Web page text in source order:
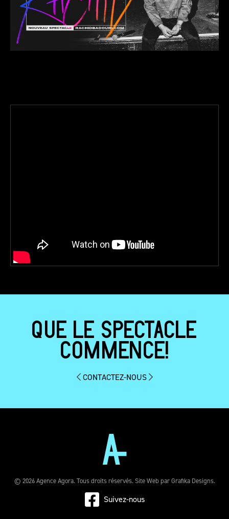
QUE LE SPECTACLE
COMMENCE!
CONTACTEZ-NOUS
© 2026 Agence Agora. Tous droits réservés. Site Web parGrafika Designs.
Suivez-nous